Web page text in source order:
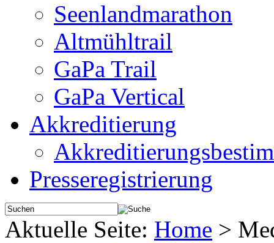
Seenlandmarathon
Altmühltrail
GaPa Trail
GaPa Vertical
Akkreditierung
Presseregistrierung
Aktuelle Seite: Home >